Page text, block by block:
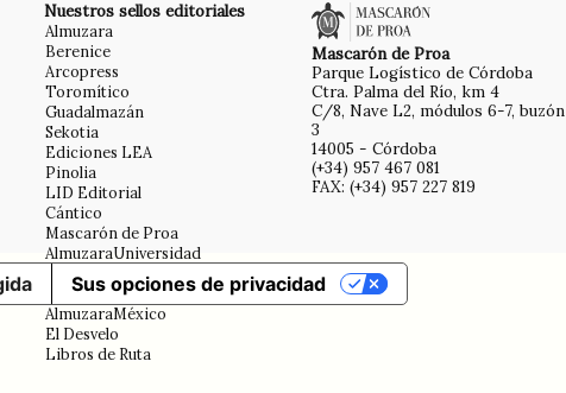
Nuestros sellos editoriales
Almuzara
Berenice
Arcopress
Toromítico
Guadalmazán
Sekotia
Ediciones LEA
Pinolia
LID Editorial
Cántico
Mascarón de Proa
AlmuzaraUniversidad
Erasmus
Libros en el bolsillo
AlmuzaraMéxico
El Desvelo
Libros de Ruta
Mascarón de Proa
Parque Logístico de Córdoba
Ctra. Palma del Río, km 4
C/8, Nave L2, módulos 6-7, buzón
3
14005 - Córdoba
(+34) 957 467 081
FAX: (+34) 957 227 819
Sus opciones de privacidad